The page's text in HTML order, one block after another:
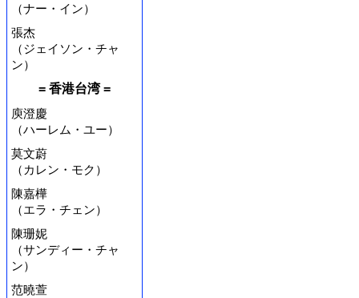
（ナー・イン）
張杰
（ジェイソン・チャ
ン）
= 香港台湾 =
庾澄慶
（ハーレム・ユー）
莫文蔚
（カレン・モク）
陳嘉樺
（エラ・チェン）
陳珊妮
（サンディー・チャ
ン）
范曉萱